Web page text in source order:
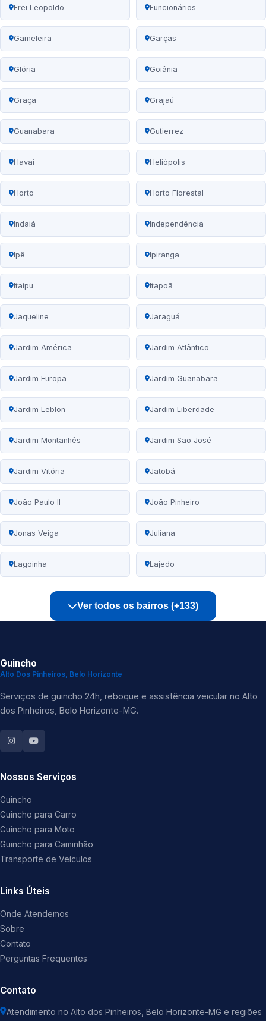
Frei Leopoldo Funcionários
Gameleira Garças
Glória Goiânia
Graça Grajaú
Guanabara Gutierrez
Havaí Heliópolis
Horto Horto Florestal
Indaiá Independência
Ipê Ipiranga
Itaipu Itapoã
Jaqueline Jaraguá
Jardim América Jardim Atlântico
Jardim Europa Jardim Guanabara
Jardim Leblon Jardim Liberdade
Jardim Montanhês Jardim São José
Jardim Vitória Jatobá
João Paulo II João Pinheiro
Jonas Veiga Juliana
Lagoinha Lajedo
Ver todos os bairros (+133)
Guincho
Alto Dos Pinheiros, Belo Horizonte
Serviços de guincho 24h, reboque e assistência veicular no Alto
dos Pinheiros, Belo Horizonte-MG.
Nossos Serviços
Guincho
Guincho para Carro
Guincho para Moto
Guincho para Caminhão
Transporte de Veículos
Links Úteis
Onde Atendemos
Sobre
Contato
Perguntas Frequentes
Contato
Atendimento no Alto dos Pinheiros, Belo Horizonte-MG e regiões